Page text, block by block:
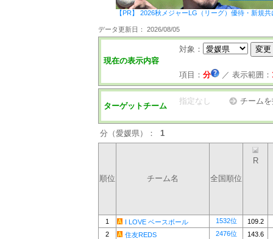
【PR】 2026秋メジャーLG（リーグ）優待・新規
データ更新日： 2026/08/05
現在の表示内容
対象：
項目： 分 ／ 表示範囲：
ターゲットチーム
指定なし チーム
分（愛媛県）： 1
順位 チーム名 全国順位
R
1 I LOVE ベースボール 1532位
109.2
2
住友REDS 2476位
143.6